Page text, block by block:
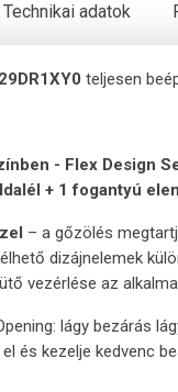
Technikai adatok
teljesen
- Flex Design
+ 1 fogantyú
– a gőzölés
dizájnelemek
vezérlése az
lágy bezárás
és kezelje kedvenc